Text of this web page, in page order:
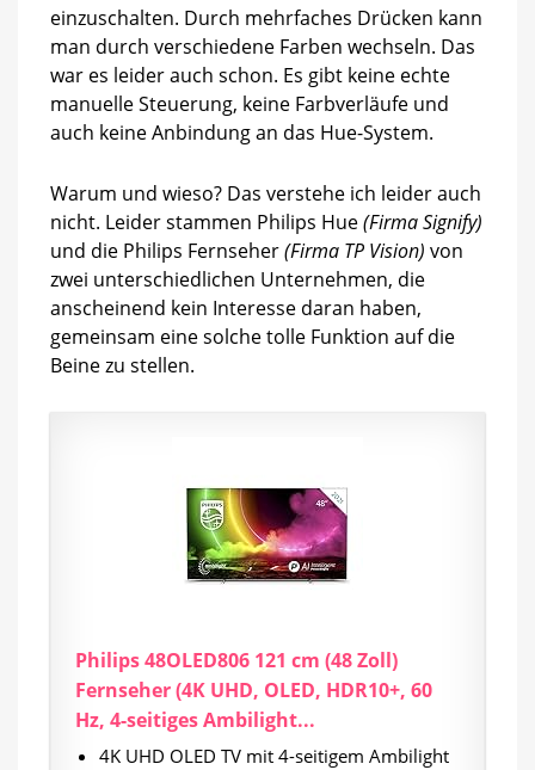
einzuschalten. Durch mehrfaches Drücken kann
man durch verschiedene Farben wechseln. Das
war es leider auch schon. Es gibt keine echte
manuelle Steuerung, keine Farbverläufe und
auch keine Anbindung an das Hue-System.
Warum und wieso? Das verstehe ich leider auch
nicht. Leider stammen Philips Hue(Firma Signify)
und die Philips Fernseher(Firma TP Vision) von
zwei unterschiedlichen Unternehmen, die
anscheinend kein Interesse daran haben,
gemeinsam eine solche tolle Funktion auf die
Beine zu stellen.
Philips 48OLED806 121 cm (48 Zoll)
Fernseher (4K UHD, OLED, HDR10+, 60
Hz, 4-seitiges Ambilight...
4K UHD OLED TV mit 4-seitigem Ambilight